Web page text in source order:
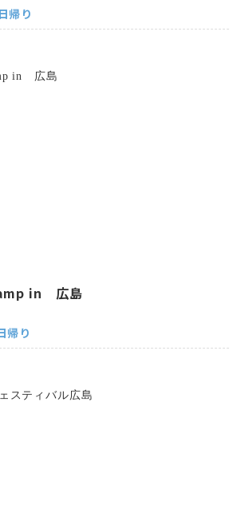
日帰り
in 広島
帰り